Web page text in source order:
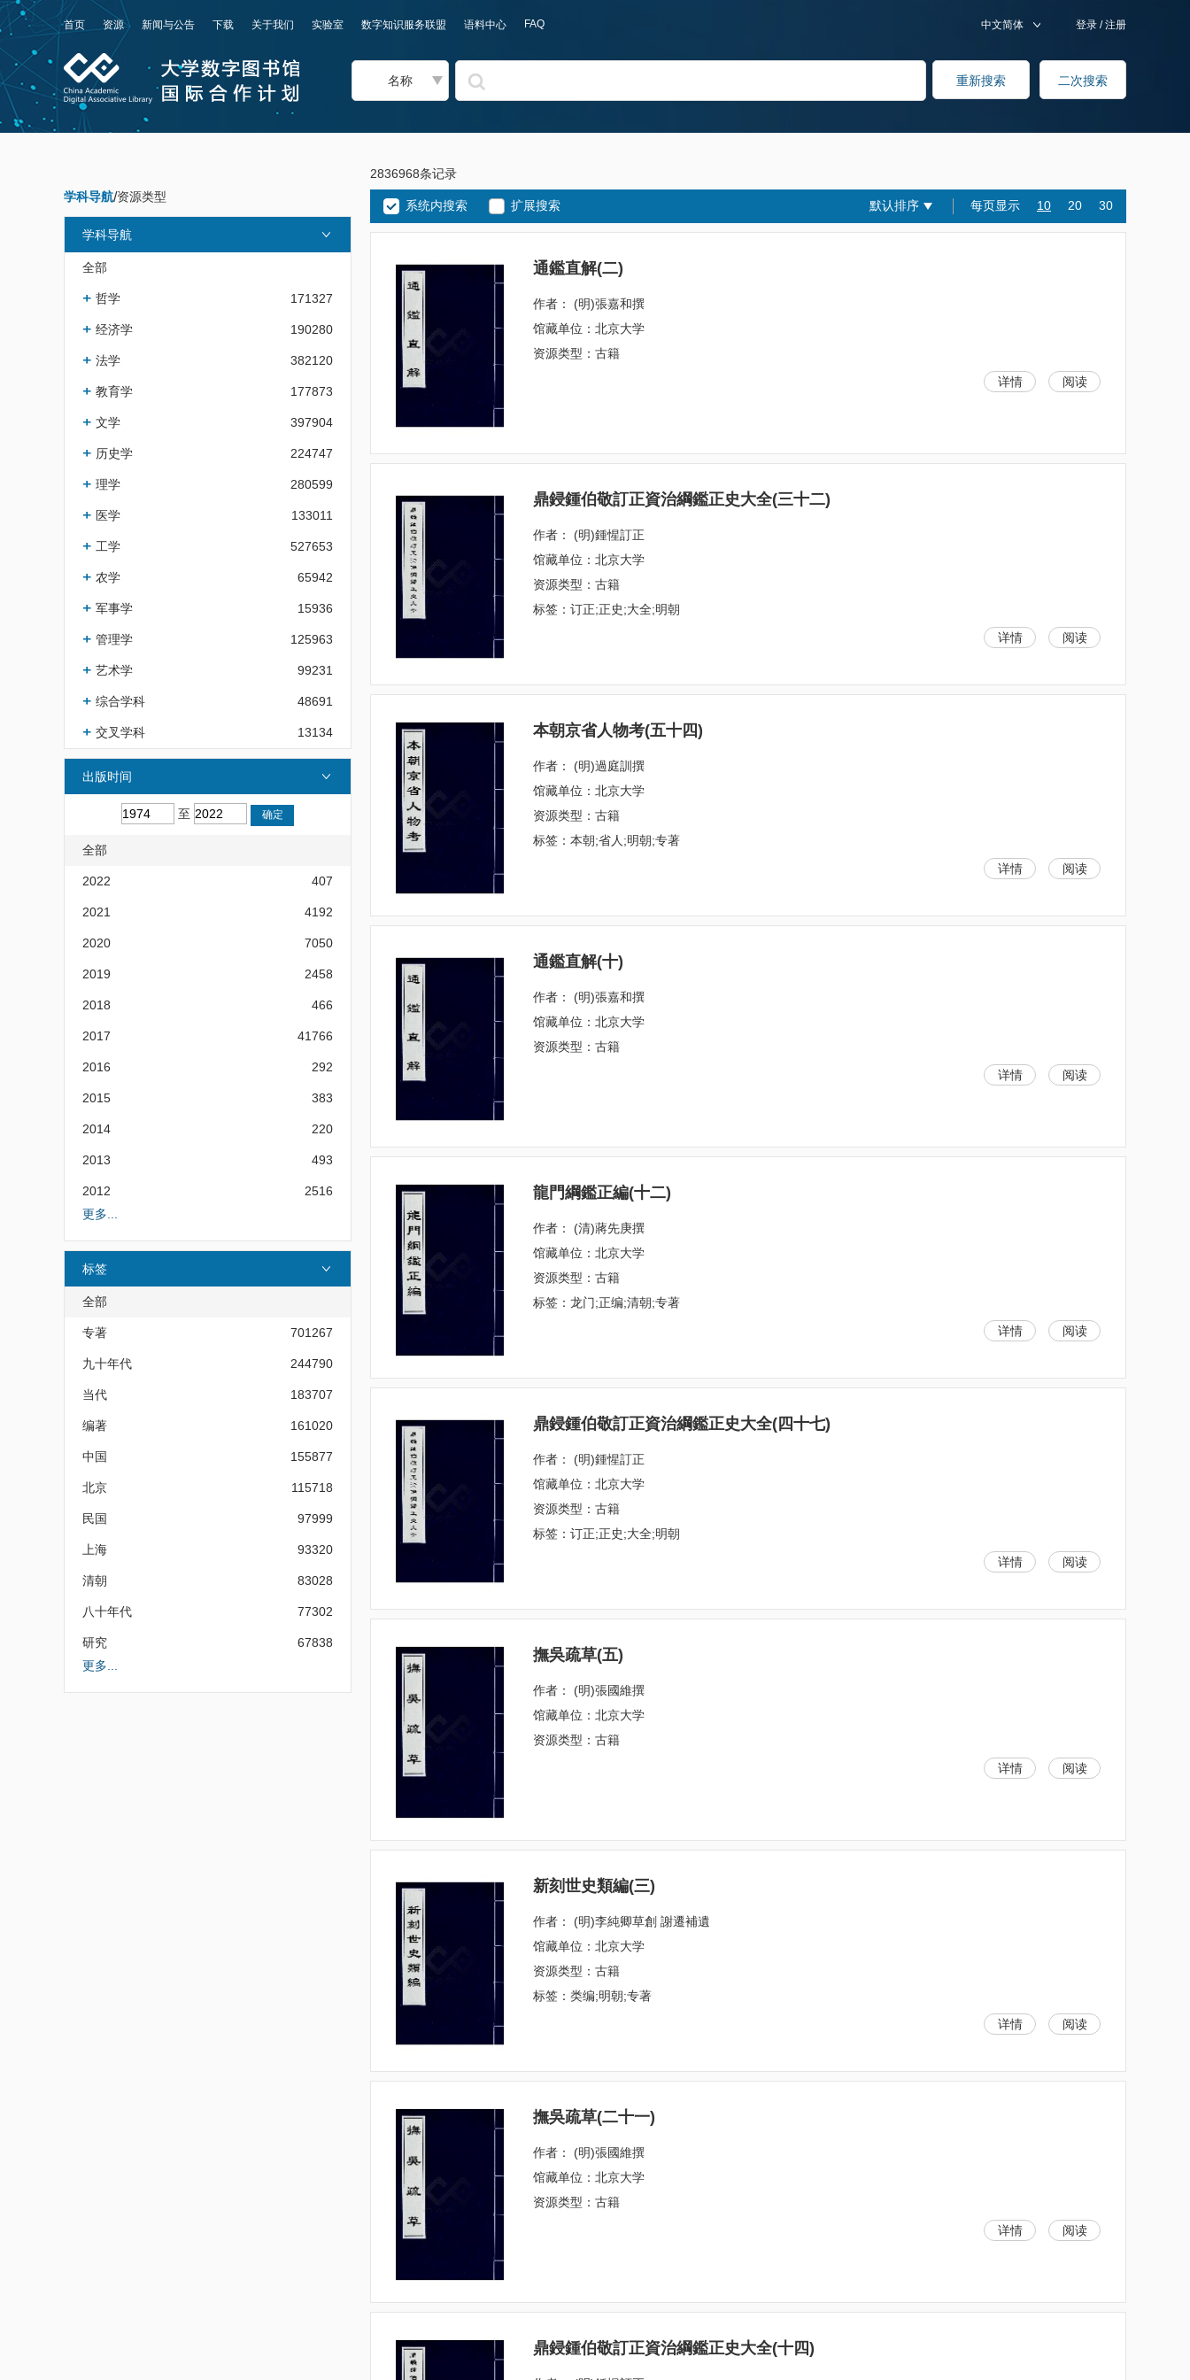
首页 资源 新闻与公告 下载 关于我们 实验室 数字知识服务联盟 语料中心 FAQ 登录 /注册
中文简体
名称
学科导航/资源类型
学科导航
全部
哲学 171327
经济学 190280
法学 382120
教育学 177873
文学 397904
历史学 224747
理学 280599
医学 133011
工学 527653
农学 65942
军事学 15936
管理学 125963
艺术学 99231
综合学科 48691
交叉学科 13134
出版时间
至
全部
2022 407
2021 4192
2020 7050
2019 2458
2018 466
2017 41766
2016 292
2015 383
2014 220
2013 493
2012
2516
更多...
标签
全部
专著 701267
九十年代 244790
当代 183707
编著 161020
中国 155877
北京 115718
民国 97999
上海 93320
清朝 83028
八十年代 77302
研究
67838
更多...
2836968条记录
系统内搜索 扩展搜索 默认排序 每页显示 10 20 30
通鑑直解(二)
作者： (明)張嘉和撰
馆藏单位：北京大学
资源类型：古籍
详情
阅读
鼎鋟鍾伯敬訂正資治綱鑑正史大全(三十二)
作者： (明)鍾惺訂正
馆藏单位：北京大学
资源类型：古籍
标签：订正;正史;大全;明朝
详情
阅读
本朝京省人物考(五十四)
作者： (明)過庭訓撰
馆藏单位：北京大学
资源类型：古籍
标签：本朝;省人;明朝;专著
详情
阅读
通鑑直解(十)
作者： (明)張嘉和撰
馆藏单位：北京大学
资源类型：古籍
详情
阅读
龍門綱鑑正編(十二)
作者： (清)蔣先庚撰
馆藏单位：北京大学
资源类型：古籍
标签：龙门;正编;清朝;专著
详情
阅读
鼎鋟鍾伯敬訂正資治綱鑑正史大全(四十七)
作者： (明)鍾惺訂正
馆藏单位：北京大学
资源类型：古籍
标签：订正;正史;大全;明朝
详情
阅读
撫吳疏草(五)
作者： (明)張國維撰
馆藏单位：北京大学
资源类型：古籍
详情
阅读
新刻世史類編(三)
作者： (明)李純卿草創 謝遷補遺
馆藏单位：北京大学
资源类型：古籍
标签：类编;明朝;专著
详情
阅读
撫吳疏草(二十一)
作者： (明)張國維撰
馆藏单位：北京大学
资源类型：古籍
详情
阅读
鼎鋟鍾伯敬訂正資治綱鑑正史大全(十四)